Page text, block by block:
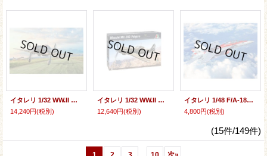
イタレリ 1/32 WW.II イタリア空軍 マッキ MC.205 ベルトロ（日本語対訳補足説明書付属）【プラモデル】
14,240円(税別)
イタレリ 1/32 WW.II イタリア空軍 マッキ MC.202 フォルゴーレ（日本語対訳補足説明書付属）【プラモデル】
12,640円(税別)
イタレリ 1/48 F/A-18F スーパーホーネット 米海軍特別塗装【プラモデル】
4,800円(税別)
(15件/149件)